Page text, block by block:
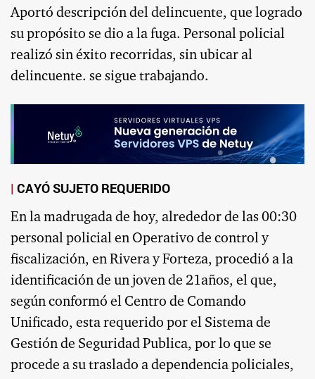
Aportó descripción del delincuente, que logrado
su propósito se dio a la fuga. Personal policial
realizó sin éxito recorridas, sin ubicar al
delincuente. se sigue trabajando.
CAYÓ SUJETO REQUERIDO
En la madrugada de hoy, alrededor de las 00:30
personal policial en Operativo de control y
fiscalización, en Rivera y Forteza, procedió a la
identificación de un joven de 21años, el que,
según conformó el Centro de Comando
Unificado, esta requerido por el Sistema de
Gestión de Seguridad Publica, por lo que se
procede a su traslado a dependencia policiales,